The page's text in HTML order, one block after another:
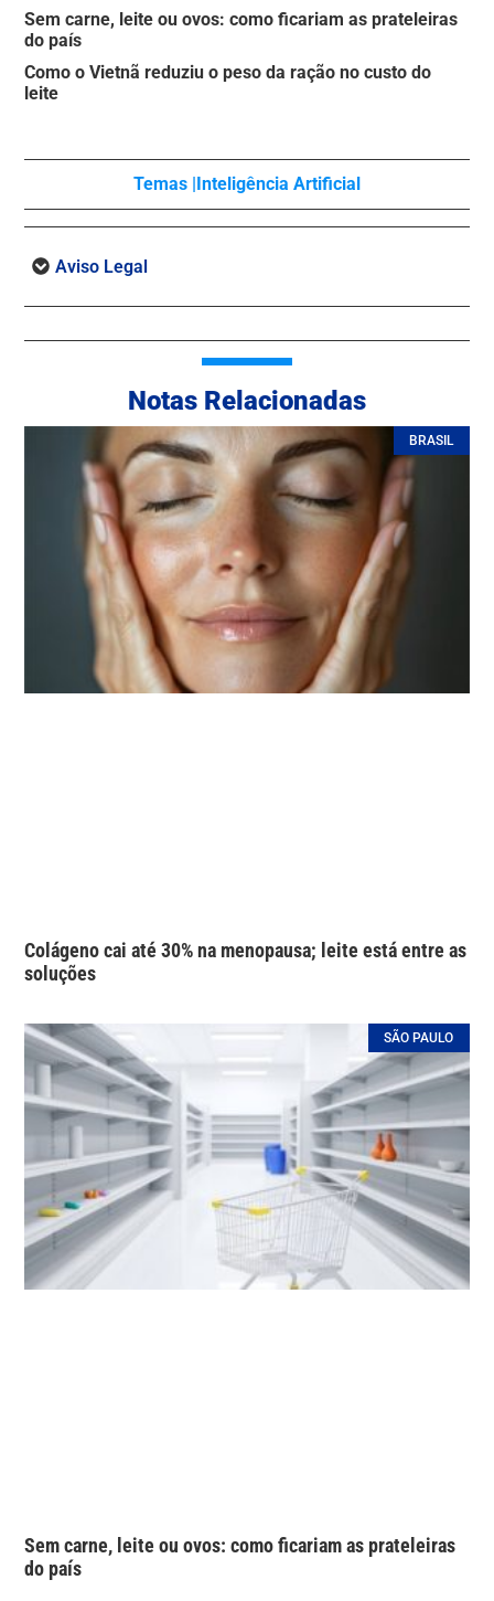
Sem carne, leite ou ovos: como ficariam as prateleiras
do país
Como o Vietnã reduziu o peso da ração no custo do
leite
Temas |Inteligência Artificial
Aviso Legal
Notas Relacionadas
BRASIL
Colágeno cai até 30% na menopausa; leite está entre as
soluções
SÃO PAULO
Sem carne, leite ou ovos: como ficariam as prateleiras
do país